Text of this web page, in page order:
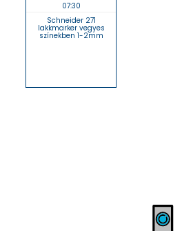
07:30
Schneider 271
lakkmarker vegyes
színekben 1-2mm